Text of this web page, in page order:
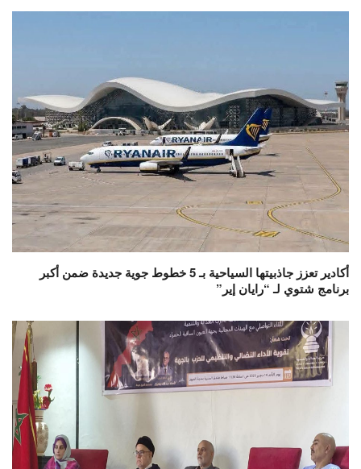
أكادير تعزز جاذبيتها السياحية بـ 5 خطوط جوية جديدة ضمن أكبر
برنامج شتوي لـ “رايان إير”